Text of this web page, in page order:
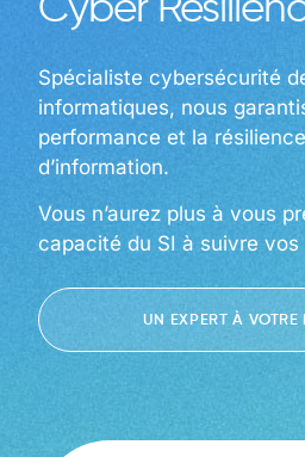
Cyber
Spécialiste cybersécurité
informatiques, nous
performance et la
d’information.
Vous n’aurez plus à vous
capacité du SI à suivre vos
UN EXPERT À VOTRE